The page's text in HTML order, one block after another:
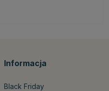
Informacja
Black Friday